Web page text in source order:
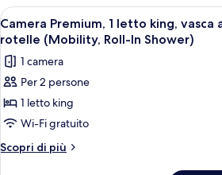
le
camere
Apri
tutte
le
foto
per
Camera
Premium,
1
Un
5
Camera Premium, 1 letto king, vasca
rotelle (Mobility, Roll-In Shower)
1 camera
Per 2 persone
1 letto king
Wi-Fi gratuito
Scopri di più
Altri